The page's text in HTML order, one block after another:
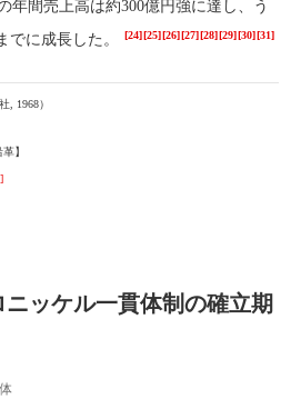
年間売上高は約300億円強に達し、う
でに成長した。
[24][25][26][27][28][29][30][31]
, 1968）
】
ッケル一貫体制の確立期